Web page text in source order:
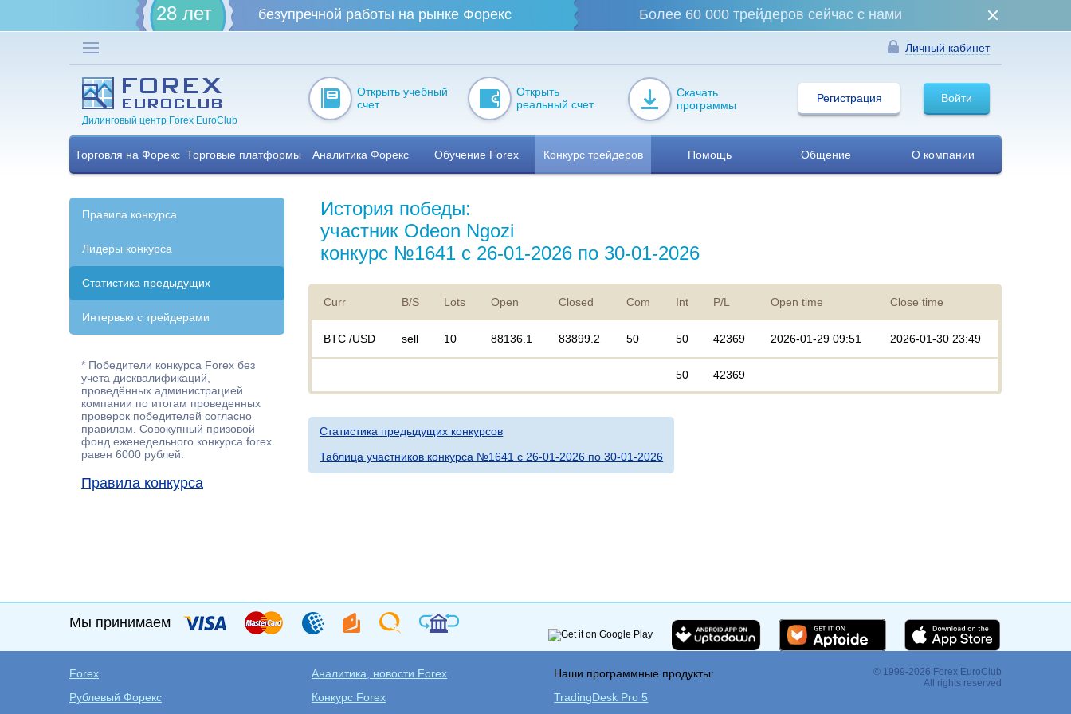
28 лет безупречной работы на рынке Форекс Более 60 000 трейдеров сейчас с нами
Личный кабинет
Дилинговый центр Forex EuroClub
Открыть учебный
счет
Открыть
реальный счет
Скачать
программы
Войти
Регистрация
Торговля на Форекс Торговые платформы Аналитика Форекс Обучение Forex Конкурс трейдеров Помощь Общение О компании
Правила конкурса
Лидеры конкурса
Статистика предыдущих
Интервью с трейдерами
* Победители конкурса Forex без
учета дисквалификаций,
проведённых администрацией
компании по итогам проведенных
проверок победителей согласно
правилам. Совокупный призовой
фонд еженедельного конкурса forex
равен 6000 рублей.
Правила конкурса
История победы:
участник Odeon Ngozi
конкурс №1641 с 26-01-2026 по 30-01-2026
Curr B/S Lots Open Closed Com Int P/L Open time Close time
BTC /USD sell 10 88136.1 83899.2 50 50 42369 2026-01-29 09:51 2026-01-30 23:49
50 42369
Статистика предыдущих конкурсов
Таблица участников конкурса №1641 c 26-01-2026 по 30-01-2026
Мы принимаем
Forex
Рублевый Форекс
Аналитика, новости Forex
Конкурс Forex
Наши программные продукты:
TradingDesk Pro 5
© 1999-2026 Forex EuroClub
All rights reserved